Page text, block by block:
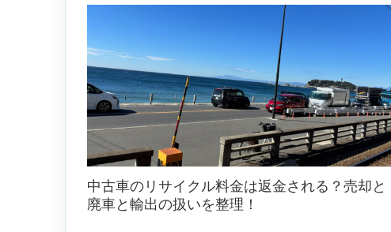
中古車のリサイクル料金は返金される？売却と
廃車と輸出の扱いを整理！